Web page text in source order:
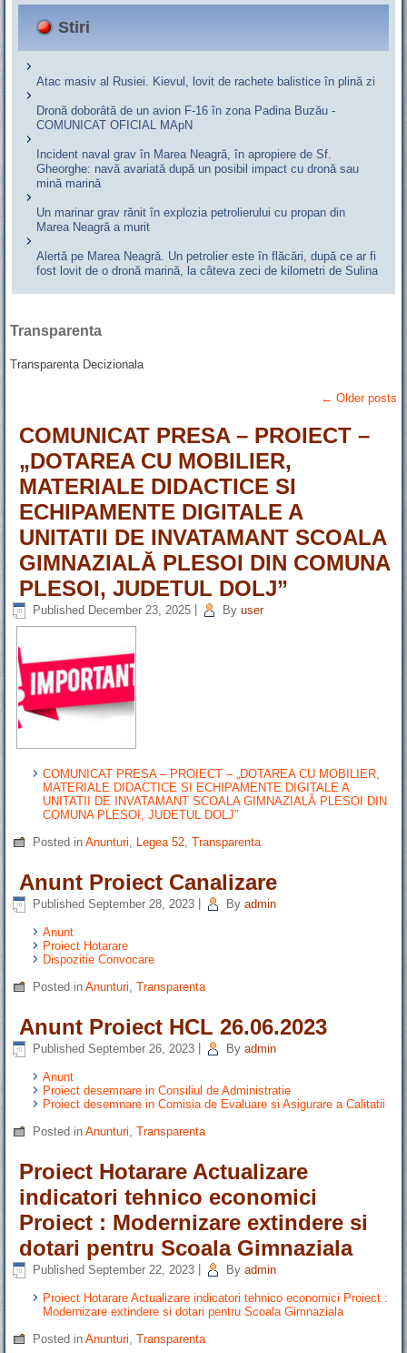
Stiri
Atac masiv al Rusiei. Kievul, lovit de rachete balistice în plină zi
Dronă doborâtă de un avion F‑16 în zona Padina Buzău -
COMUNICAT OFICIAL MApN
Incident naval grav în Marea Neagră, în apropiere de Sf.
Gheorghe: navă avariată după un posibil impact cu dronă sau
mină marină
Un marinar grav rănit în explozia petrolierului cu propan din
Marea Neagră a murit
Alertă pe Marea Neagră. Un petrolier este în flăcări, după ce ar fi
fost lovit de o dronă marină, la câteva zeci de kilometri de Sulina
Transparenta
Transparenta Decizionala
← Older posts
COMUNICAT PRESA – PROIECT –
„DOTAREA CU MOBILIER,
MATERIALE DIDACTICE SI
ECHIPAMENTE DIGITALE A
UNITATII DE INVATAMANT SCOALA
GIMNAZIALĂ PLESOI DIN COMUNA
PLESOI, JUDETUL DOLJ”
Published December 23, 2025 By user
COMUNICAT PRESA – PROIECT – „DOTAREA CU MOBILIER,
MATERIALE DIDACTICE SI ECHIPAMENTE DIGITALE A
UNITATII DE INVATAMANT SCOALA GIMNAZIALĂ PLESOI DIN
COMUNA PLESOI, JUDETUL DOLJ”
Posted in Anunturi Legea 52 ,Transparenta
Anunt Proiect Canalizare
Published September 28, 2023 By admin
Anunt
Proiect Hotarare
Dispozitie Convocare
Posted in Anunturi ,Transparenta
Anunt Proiect HCL 26.06.2023
Published September 26, 2023 By admin
Anunt
Proiect desemnare in Consiliul de Administratie
Proiect desemnare in Comisia de Evaluare si Asigurare a Calitatii
Posted in Anunturi ,Transparenta
Proiect Hotarare Actualizare
indicatori tehnico economici
Proiect : Modernizare extindere si
dotari pentru Scoala Gimnaziala
Published September 22, 2023 By admin
Proiect Hotarare Actualizare indicatori tehnico economici Proiect :
Modernizare extindere si dotari pentru Scoala Gimnaziala
Posted in Anunturi ,Transparenta